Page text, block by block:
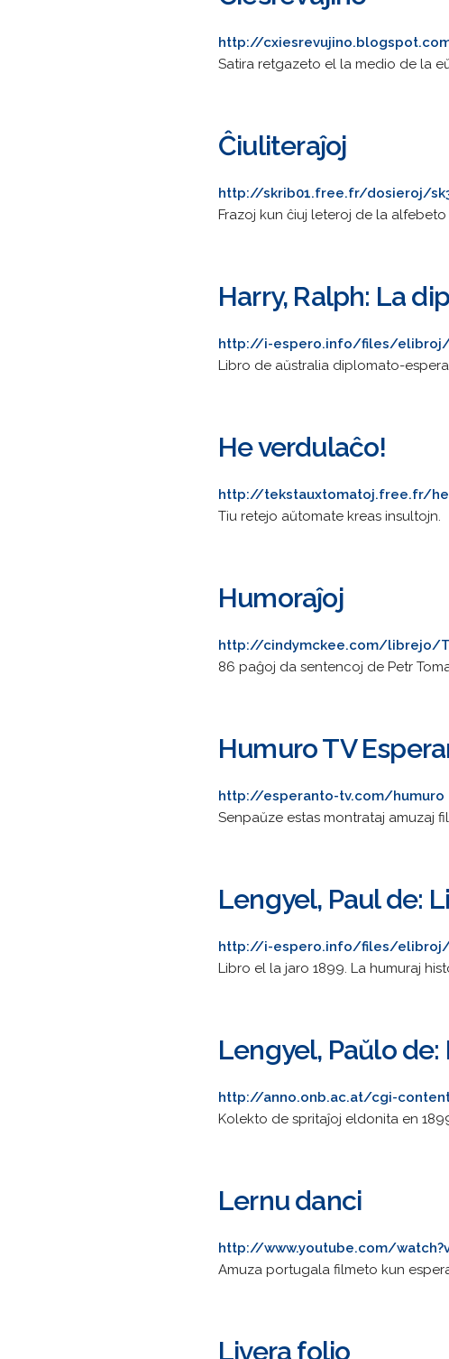
http://
Satira retgazeto el la medio de la
Ĉiuliteraĵoj
http://skrib01.free.fr/dosieroj/
Frazoj kun ĉiuj leteroj de la
Harry, Ralph: La
http://i-espero.info/files/elibroj/
Libro de aŭstralia diplomato-
He verdulaĉo!
http://tekstauxtomatoj.free.fr/
Tiu retejo aŭtomate kreas insultojn.
Humoraĵoj
http://cindymckee.com/librejo/
86 paĝoj da sentencoj de Petr
Humuro TV
http://esperanto-tv.com/humuro
Senpaŭze estas montrataj amuzaj
Lengyel, Paul de:
http://i-espero.info/files/elibroj/
Libro el la jaro 1899. La humuraj
Lengyel, Paŭlo
http://anno.onb.ac.at/cgi-
Kolekto de spritaĵoj eldonita en
Lernu danci
http://www.youtube.com/
Amuza portugala filmeto kun
Livera folio